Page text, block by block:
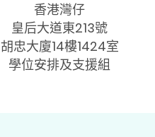
香港灣仔
皇后大道東213號
胡忠大廈14樓1424室
學位安排及支援組